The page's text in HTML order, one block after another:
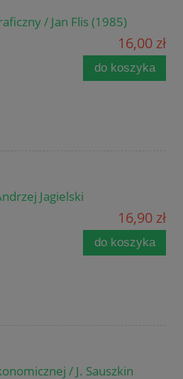
/ Jan Flis (1985)
16,00 zł
do koszyka
Jagielski
16,90 zł
do koszyka
/ J. Sauszkin